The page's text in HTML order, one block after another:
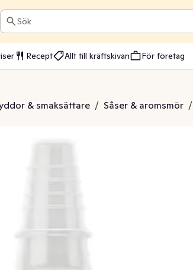
Sök
Recept Allt till kräftskivan För företag
& smaksättare / Såser & aromsmör /